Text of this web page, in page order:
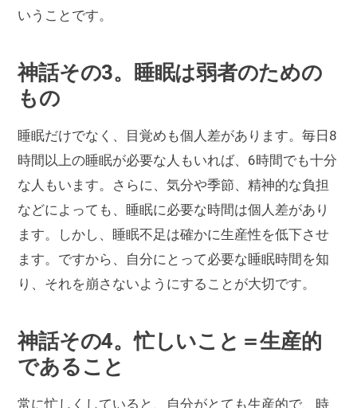
いうことです。
神話その3。睡眠は弱者のための
もの
睡眠だけでなく、目覚めも個人差があります。毎日8
時間以上の睡眠が必要な人もいれば、6時間でも十分
な人もいます。さらに、気分や季節、精神的な負担
などによっても、睡眠に必要な時間は個人差があり
ます。しかし、睡眠不足は確かに生産性を低下させ
ます。ですから、自分にとって必要な睡眠時間を知
り、それを崩さないようにすることが大切です。
神話その4。忙しいこと＝生産的
であること
常に忙しくしていると、自分がとても生産的で、時